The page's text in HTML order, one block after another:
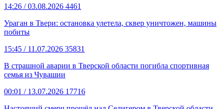
14:26 / 03.08.2026 4461
Ураган в Твери: остановка улетела, сквер уничтожен, машины
побиты
15:45 / 11.07.2026 35831
В страшной аварии в Тверской области погибла спортивная
семья из Чувашии
00:01 / 13.07.2026 17716